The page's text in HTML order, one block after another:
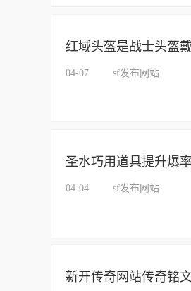
红域头盔是战士头盔
04-07
sf发布网站
圣水巧用道具提升爆
04-04
sf发布网站
新开传奇网站传奇铭